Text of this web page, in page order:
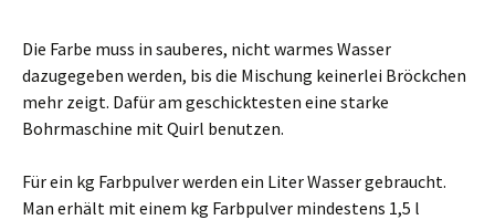
Die Farbe muss in sauberes, nicht warmes Wasser
dazugegeben werden, bis die Mischung keinerlei Bröckchen
mehr zeigt. Dafür am geschicktesten eine starke
Bohrmaschine mit Quirl benutzen.
Für ein kg Farbpulver werden ein Liter Wasser gebraucht.
Man erhält mit einem kg Farbpulver mindestens 1,5 l